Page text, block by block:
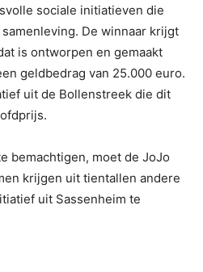
sociale initiatieven die
De winnaar krijgt
is ontworpen en gemaakt
geldbedrag van 25.000 euro.
uit de Bollenstreek die dit
bemachtigen, moet de JoJo
krijgen uit tientallen andere
uit Sassenheim te